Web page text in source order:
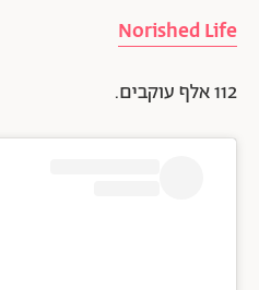
Norished Life
112אלף עוקבים.